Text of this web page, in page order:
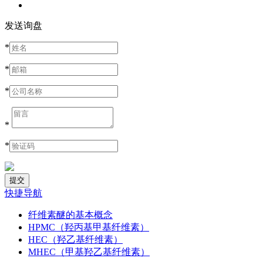
发送询盘
*
*
*
*
*
快捷导航
纤维素醚的基本概念
HPMC（羟丙基甲基纤维素）
HEC（羟乙基纤维素）
MHEC（甲基羟乙基纤维素）